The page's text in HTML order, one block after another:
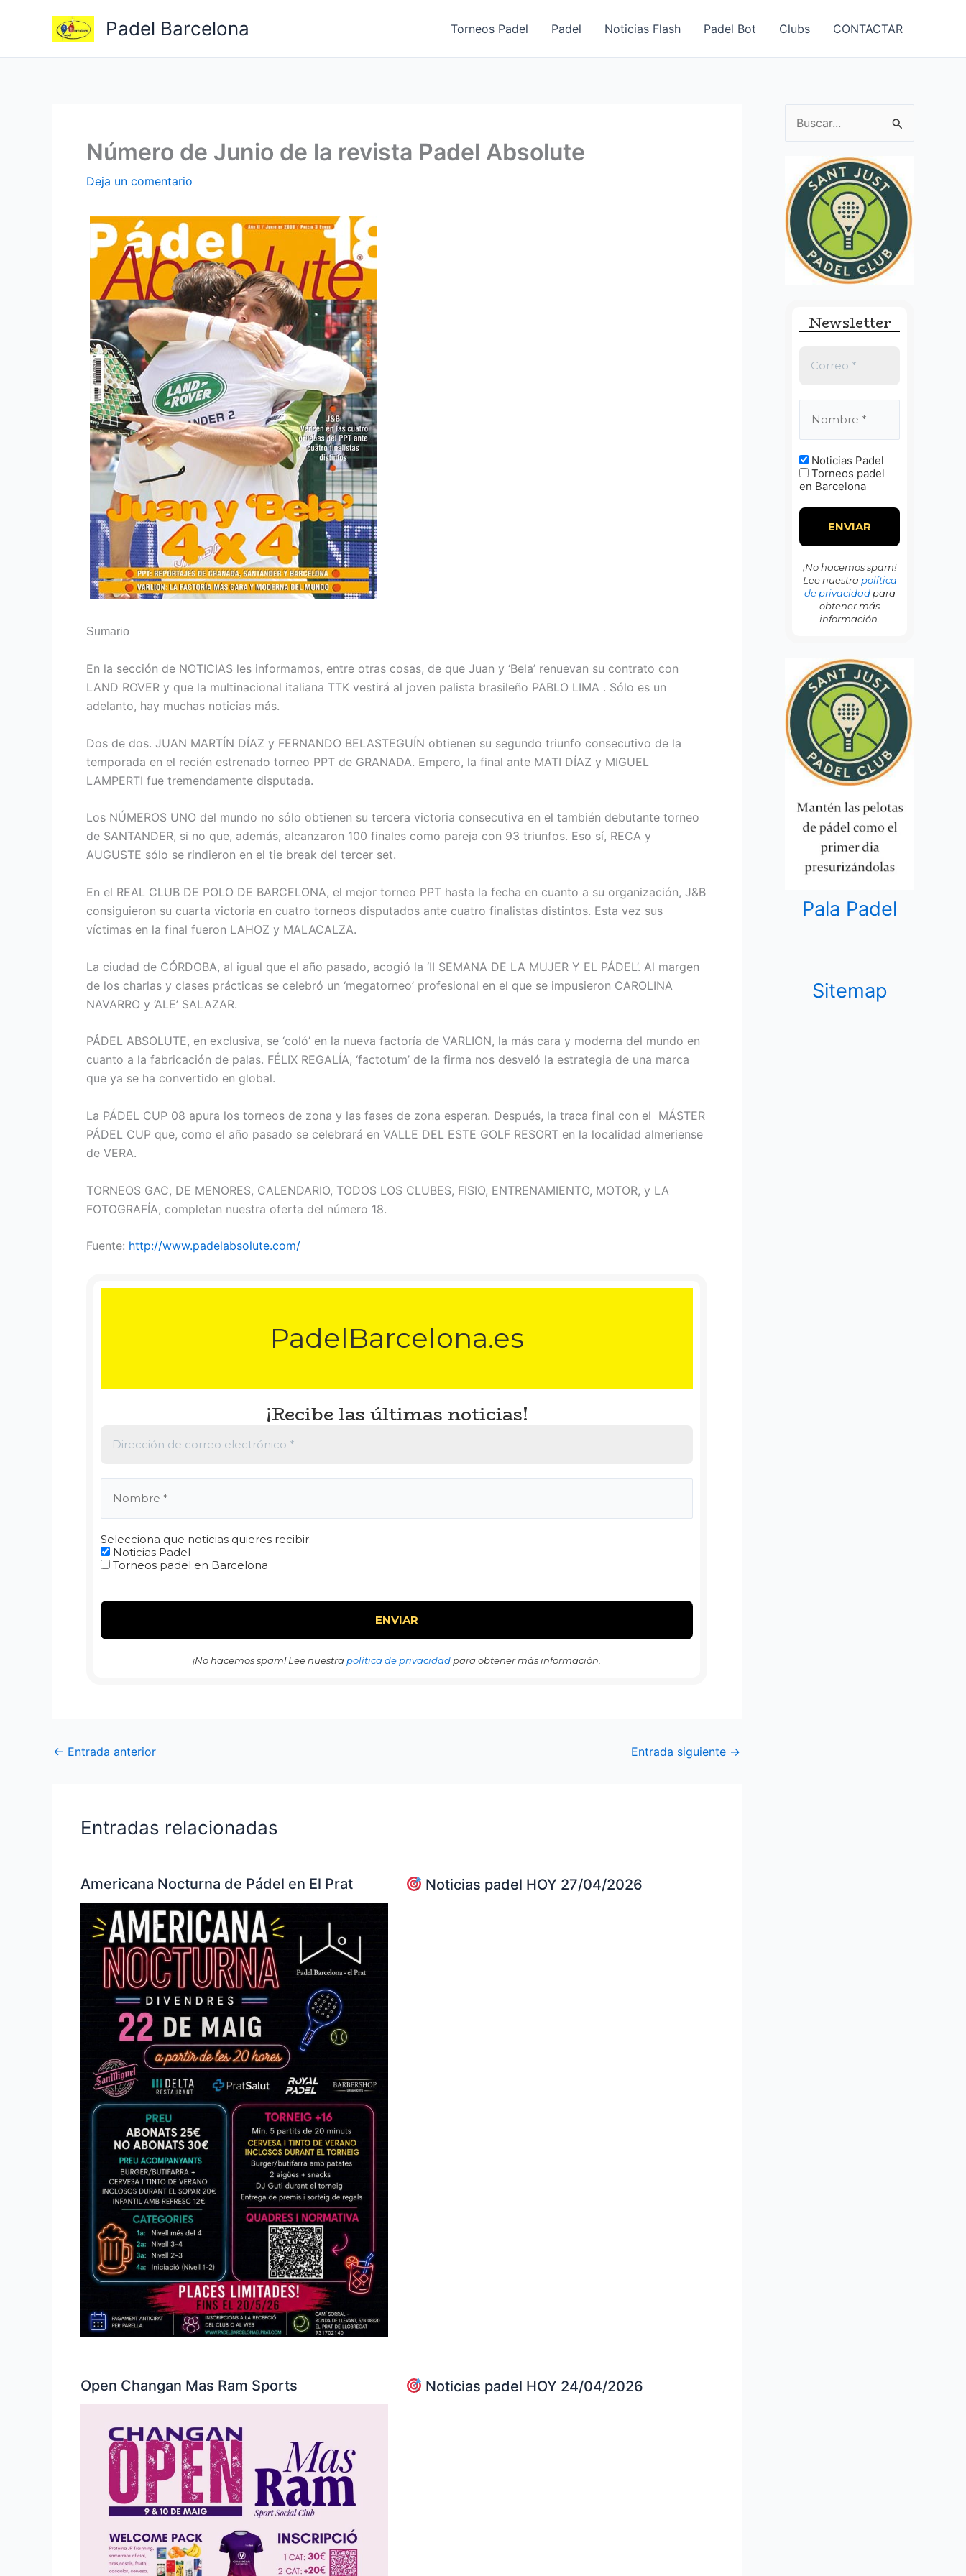
contenido
Padel Barcelona Torneos Padel Padel Noticias Flash Padel Bot Clubs CONTACTAR
Número de Junio de la revista Padel Absolute
Deja un comentario
Sumario
En la sección de NOTICIAS les informamos, entre otras cosas, de que Juan y ‘Bela’ renuevan su contrato con
LAND ROVER y que la multinacional italiana TTK vestirá al joven palista brasileño PABLO LIMA . Sólo es un
adelanto, hay muchas noticias más.
Dos de dos. JUAN MARTÍN DÍAZ y FERNANDO BELASTEGUÍN obtienen su segundo triunfo consecutivo de la
temporada en el recién estrenado torneo PPT de GRANADA. Empero, la final ante MATI DÍAZ y MIGUEL
LAMPERTI fue tremendamente disputada.
Los NÚMEROS UNO del mundo no sólo obtienen su tercera victoria consecutiva en el también debutante torneo
de SANTANDER, si no que, además, alcanzaron 100 finales como pareja con 93 triunfos. Eso sí, RECA y
AUGUSTE sólo se rindieron en el tie break del tercer set.
En el REAL CLUB DE POLO DE BARCELONA, el mejor torneo PPT hasta la fecha en cuanto a su organización, J&B
consiguieron su cuarta victoria en cuatro torneos disputados ante cuatro finalistas distintos. Esta vez sus
víctimas en la final fueron LAHOZ y MALACALZA.
La ciudad de CÓRDOBA, al igual que el año pasado, acogió la ‘II SEMANA DE LA MUJER Y EL PÁDEL’. Al margen
de los charlas y clases prácticas se celebró un ‘megatorneo’ profesional en el que se impusieron CAROLINA
NAVARRO y ‘ALE’ SALAZAR.
PÁDEL ABSOLUTE, en exclusiva, se ‘coló’ en la nueva factoría de VARLION, la más cara y moderna del mundo en
cuanto a la fabricación de palas. FÉLIX REGALÍA, ‘factotum’ de la firma nos desveló la estrategia de una marca
que ya se ha convertido en global.
La PÁDEL CUP 08 apura los torneos de zona y las fases de zona esperan. Después, la traca final con el MÁSTER
PÁDEL CUP que, como el año pasado se celebrará en VALLE DEL ESTE GOLF RESORT en la localidad almeriense
de VERA.
TORNEOS GAC, DE MENORES, CALENDARIO, TODOS LOS CLUBES, FISIO, ENTRENAMIENTO, MOTOR, y LA
FOTOGRAFÍA, completan nuestra oferta del número 18.
Fuente: http://www.padelabsolute.com/
PadelBarcelona.es
¡Recibe las últimas noticias!
Selecciona que noticias quieres recibir:
Noticias Padel
Torneos padel en Barcelona
¡No hacemos spam! Lee nuestra política de privacidad para obtener más información.
← Entrada anterior Entrada siguiente →
Entradas relacionadas
Americana Nocturna de Pádel en El Prat Noticias padel HOY 27/04/2026
Open Changan Mas Ram Sports Noticias padel HOY 24/04/2026
u
a
r
Newsletter
Noticias Padel
Torneos padel
en Barcelona
¡No hacemos spam!
Lee nuestra política
de privacidadpara
obtener más
información.
Pala Padel
Sitemap